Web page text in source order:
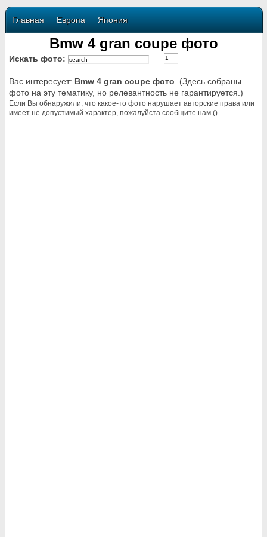
Главная Европа Япония
Bmw 4 gran coupe фото
Искать фото:
Вас интересует: Bmw 4 gran coupe фото . (Здесь собраны
фото на эту тематику, но релевантность не гарантируется.)
Если Вы обнаружили, что какое-то фото нарушает авторские права или
имеет не допустимый характер, пожалуйста сообщите нам ().